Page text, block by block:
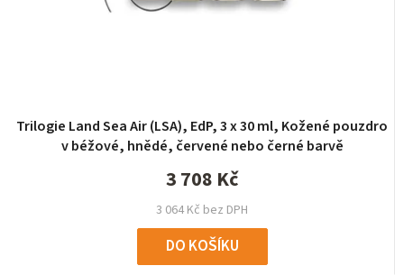
Trilogie Land Sea Air (LSA), EdP, 3 x 30 ml, Kožené pouzdro
v béžové, hnědé, červené nebo černé barvě
3 064 Kč bez DPH
3 708 Kč
DO KOŠÍKU